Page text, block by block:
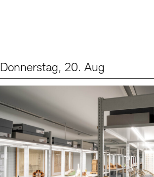
Donnerstag, 20. Aug